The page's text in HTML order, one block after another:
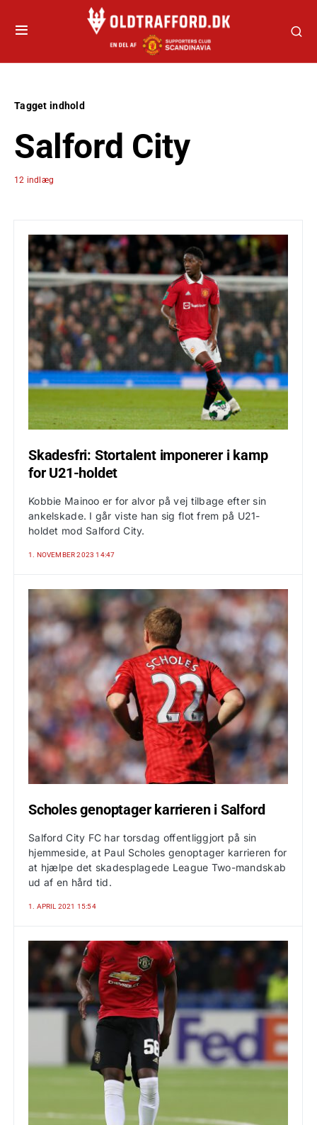
Tagget indhold
Salford City
12 indlæg
Skadesfri: Stortalent imponerer i kamp
for U21-holdet
Kobbie Mainoo er for alvor på vej tilbage efter sin
ankelskade. I går viste han sig flot frem på U21-
holdet mod Salford City.
1. NOVEMBER 2023 14:47
Scholes genoptager karrieren i Salford
Salford City FC har torsdag offentliggjort på sin
hjemmeside, at Paul Scholes genoptager karrieren for
at hjælpe det skadesplagede League Two-mandskab
ud af en hård tid.
1. APRIL 2021 15:54